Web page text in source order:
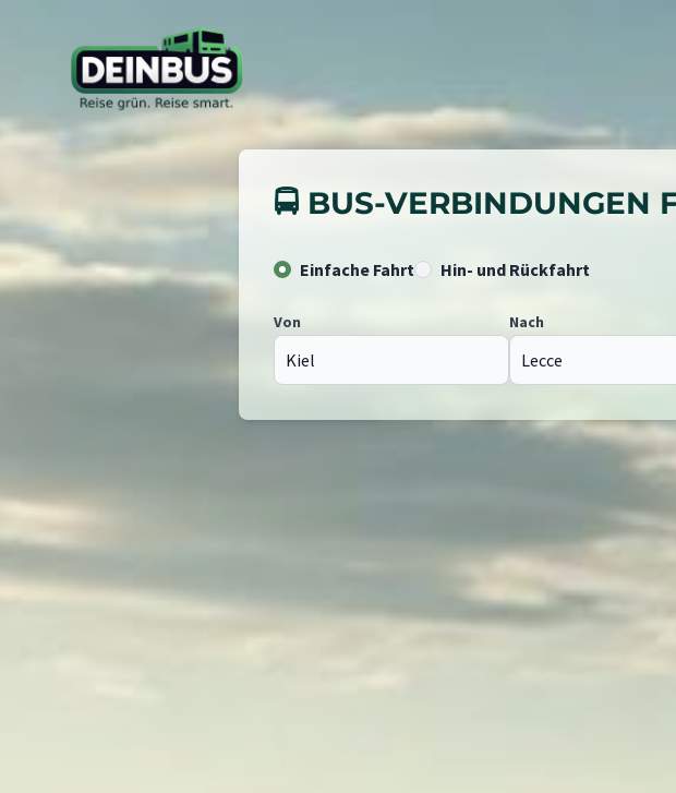
🚍 BUS-VERBINDUNGEN
Einfache Fahrt Hin- und Rückfahrt
Von Nach